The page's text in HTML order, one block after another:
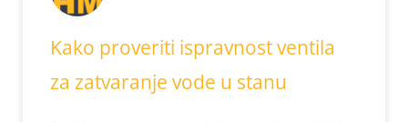
Kako proveriti ispravnost ventila
za zatvaranje vode u stanu